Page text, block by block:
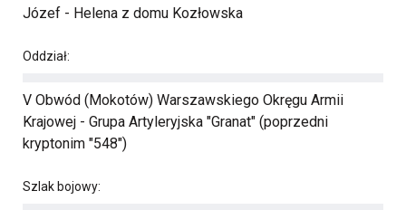
Józef - Helena z domu Kozłowska
Oddział:
V Obwód (Mokotów) Warszawskiego Okręgu Armii
Krajowej - Grupa Artyleryjska "Granat" (poprzedni
kryptonim "548")
Szlak bojowy: